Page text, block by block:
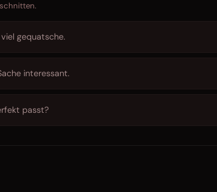
gequatsche.
interessant.
passt?